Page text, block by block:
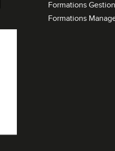
Formations
Formations